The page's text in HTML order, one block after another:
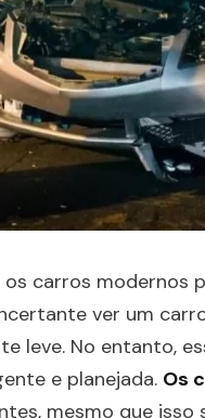
os carros modernos
ver um
leve. No entanto,
e planejada. Os
mesmo que